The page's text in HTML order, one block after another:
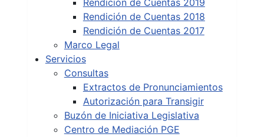
Rendición de Cuentas 2019
Rendición de Cuentas 2018
Rendición de Cuentas 2017
Marco Legal
Servicios
Consultas
Extractos de Pronunciamientos
Autorización para Transigir
Buzón de Iniciativa Legislativa
Centro de Mediación PGE